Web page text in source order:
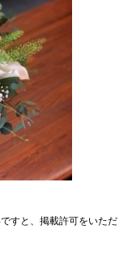
すと、掲載許可をいただ